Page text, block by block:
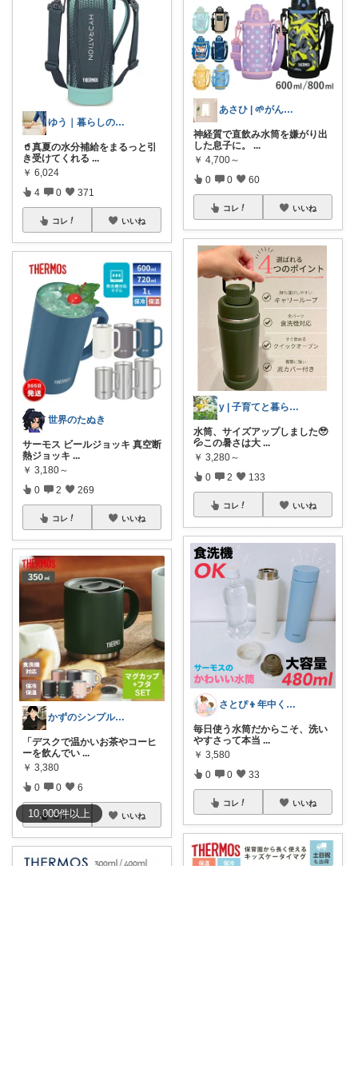
10,000件以上
ゆう｜暮らしのお得術
🥤真夏の水分補給をまるっと引
き受けてくれる ...
￥ 6,024
4 0 371
コレ いいね
世界のたぬき
サーモス ビールジョッキ 真空断
熱ジョッキ ...
￥ 3,180～
0 2 269
コレ いいね
かずのシンプル生活｜一生モノに出会う場所
​「デスクで温かいお茶やコーヒ
ーを飲んでい ...
￥ 3,380
0 0 6
コレ いいね
あさひ | 🌱がんばりすぎない子育て
​神経質で直飲み水筒を嫌がり出
した息子に。
...
￥ 4,700～
0 0 60
コレ いいね
y | 子育てと暮らし🌷
水筒、サイズアップしました🥹
💦この暑さは大 ...
￥ 3,280～
0 2 133
コレ いいね
さとぴ👦年中くんとの暮らし
毎日使う水筒だからこそ、洗い
やすさって本当 ...
￥ 3,580
0 0 33
コレ いいね